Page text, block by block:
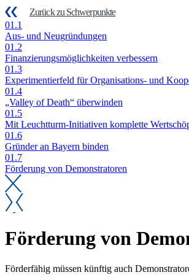
Zurück zu Schwerpunkte
01.1
Aus- und Neu­grün­dun­gen
01.2
Fi­nan­zie­rungs­mög­lich­kei­ten ver­bes­sern
01.3
Ex­pe­ri­men­tier­feld für Or­ga­ni­sa­ti­ons- und
01.4
„Val­ley of De­ath“ über­win­den
01.5
Mit Leucht­turm-In­itia­ti­ven kom­plet­te
01.6
Grün­der an Bay­ern bin­den
01.7
För­de­rung von De­mons­tra­to­ren
För­de­rung von
För­der­fä­hig müs­sen künf­tig auch